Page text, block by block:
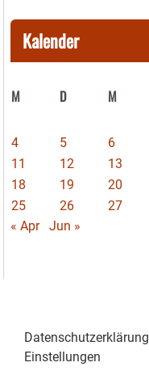
Kalender
M D M
4
5 6
11
12 13
18
19 20
25
26 27
« Apr
Jun »
Datenschutzerklärung
Einstellungen